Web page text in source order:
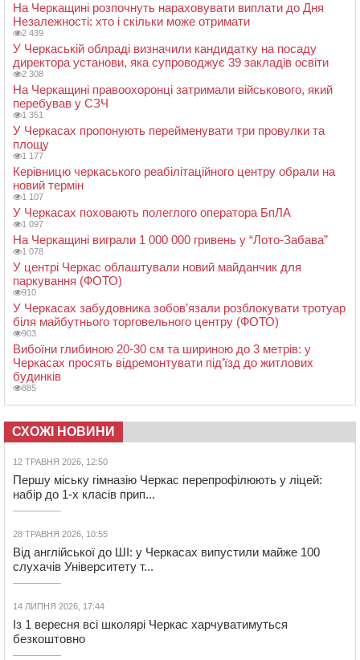
На Черкащині розпочнуть нараховувати виплати до Дня
Незалежності: хто і скільки може отримати
2 439
У Черкаській облраді визначили кандидатку на посаду
директора установи, яка супроводжує 39 закладів освіти
2 308
На Черкащині правоохоронці затримали військового, який
перебував у СЗЧ
1 351
У Черкасах пропонують перейменувати три провулки та
площу
1 177
Керівницю черкаського реабілітаційного центру обрали на
новий термін
1 107
У Черкасах поховають полеглого оператора БпЛА
1 097
На Черкащині виграли 1 000 000 гривень у “Лото-Забава”
1 078
У центрі Черкас облаштували новий майданчик для
паркування (ФОТО)
910
У Черкасах забудовника зобов’язали розблокувати тротуар
біля майбутнього торговельного центру (ФОТО)
903
Вибоїни глибиною 20-30 см та шириною до 3 метрів: у
Черкасах просять відремонтувати під’їзд до житлових
будинків
885
СХОЖІ НОВИНИ
12 ТРАВНЯ 2026, 12:50
Першу міську гімназію Черкас перепрофілюють у ліцей:
набір до 1-х класів прип...
28 ТРАВНЯ 2026, 10:55
Від англійської до ШІ: у Черкасах випустили майже 100
слухачів Університету т...
14 ЛИПНЯ 2026, 17:44
Із 1 вересня всі школярі Черкас харчуватимуться
безкоштовно